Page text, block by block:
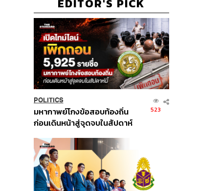
EDITOR'S PICK
POLITICS
มหากาพย์โกงข้อสอบท้องถิ่น
ก่อนเดินหน้าสู่จุดจบในสัปดาห์
523